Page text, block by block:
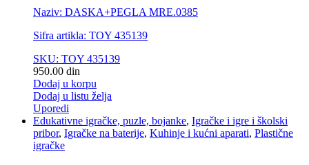
Naziv: DASKA+PEGLA MRE.0385
Sifra artikla: TOY 435139
SKU: TOY 435139
950.00 din
Dodaj u korpu
Dodaj u listu želja
Uporedi
Edukativne igračke, puzle, bojanke, Igračke i igre i školski
pribor, Igračke na baterije, Kuhinje i kućni aparati, Plastične
igračke